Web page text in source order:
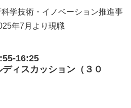
学技術・イノベーション推進事
年7月より現職
16:25
ィスカッション（３０